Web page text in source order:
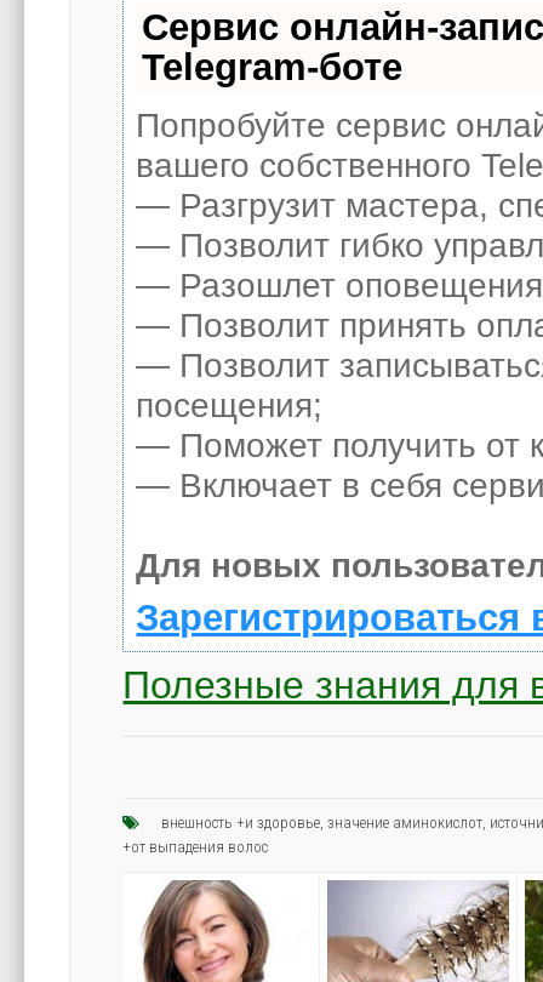
Сервис онлайн-
Telegram-боте
Попробуйте сервис
вашего собственного
— Разгрузит мастера,
— Позволит гибко
— Разошлет оповещения
— Позволит принять
— Позволит
посещения;
— Поможет получить от
— Включает в себя
Для новых
Зарегистрироваться
Полезные знания для
внешность +и здоровье ,значение аминокислот
+от выпадения волос